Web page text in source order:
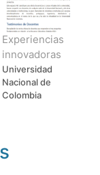
Experiencias
innovadoras
Universidad
Nacional de
Colombia